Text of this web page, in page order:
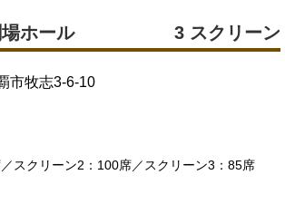
ホール 3 スクリーン
市牧志3-6-10
スクリーン2：100席／スクリーン3：85席